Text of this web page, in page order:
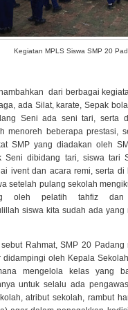
Kegiatan MPLS Siswa SMP 20
dari berbagai
ada Silat, karate, Sepak
Seni ada seni tari, serta
menoreh beberapa prestasi,
SMP yang diadakan oleh
Seni dibidang tari, siswa tari
ivent dan acara remi, serta di
setelah pulang sekolah
oleh pelatih tahfiz
siswa kita sudah ada yang
Rahmat, SMP 20
didampingi oleh Kepala
mengelola kelas yang
untuk selalu ada
atribut sekolah, rambut